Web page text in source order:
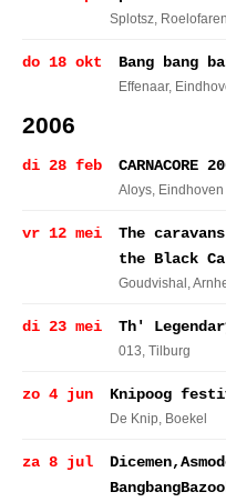
Splotsz,
do 18 okt Bang bang
Effenaar,
2006
di 28 feb CARNACORE
Aloys, Eindhoven
vr 12 mei
The
the Black
Goudvishal ,
di 23 mei Th'
013, Tilburg
zo 4 jun Knipoog
De Knip, Boekel
za 8 jul